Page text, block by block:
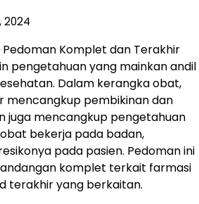
2024
Komplet dan Terakhir
pengetahuan yang mainkan andil
Dalam kerangka obat,
mencangkup pembikinan dan
juga mencangkup pengetahuan
bekerja pada badan,
pada pasien. Pedoman ini
komplet terkait farmasi
terakhir yang berkaitan.